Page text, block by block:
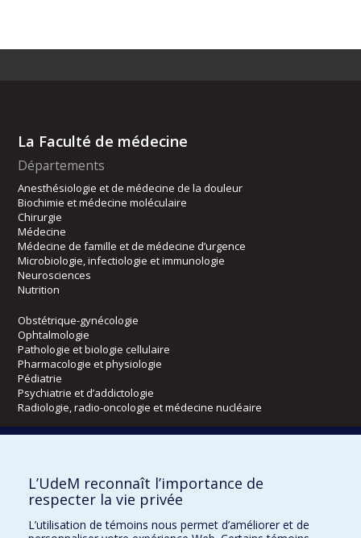
La Faculté de médecine
Départements
Anesthésiologie et de médecine de la douleur
Biochimie et médecine moléculaire
Chirurgie
Médecine
Médecine de famille et de médecine d’urgence
Microbiologie, infectiologie et immunologie
Neurosciences
Nutrition
Obstétrique-gynécologie
Ophtalmologie
Pathologie et biologie cellulaire
Pharmacologie et physiologie
Pédiatrie
Psychiatrie et d’addictologie
Radiologie, radio-oncologie et médecine nucléaire
Kinésiologie et des sciences de l’activité physique
Orthophonie et audiologie
L’UdeM reconnaît l’importance de
respecter la vie privée
L’utilisation de témoins nous permet d’améliorer et de